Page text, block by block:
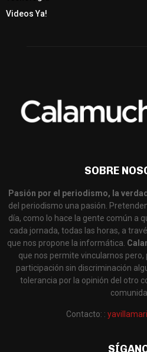
Videos Ya!
SOBRE
Pasión por el periodismo, la
del periodismo una pasión.
día, como lo hace la gente común a
cada jornada, todas las horas, a
que nos propone la informática.
que nos permite vincularnos
participación sin discriminación
tolerancia por la opinión del otro
Contacto: :